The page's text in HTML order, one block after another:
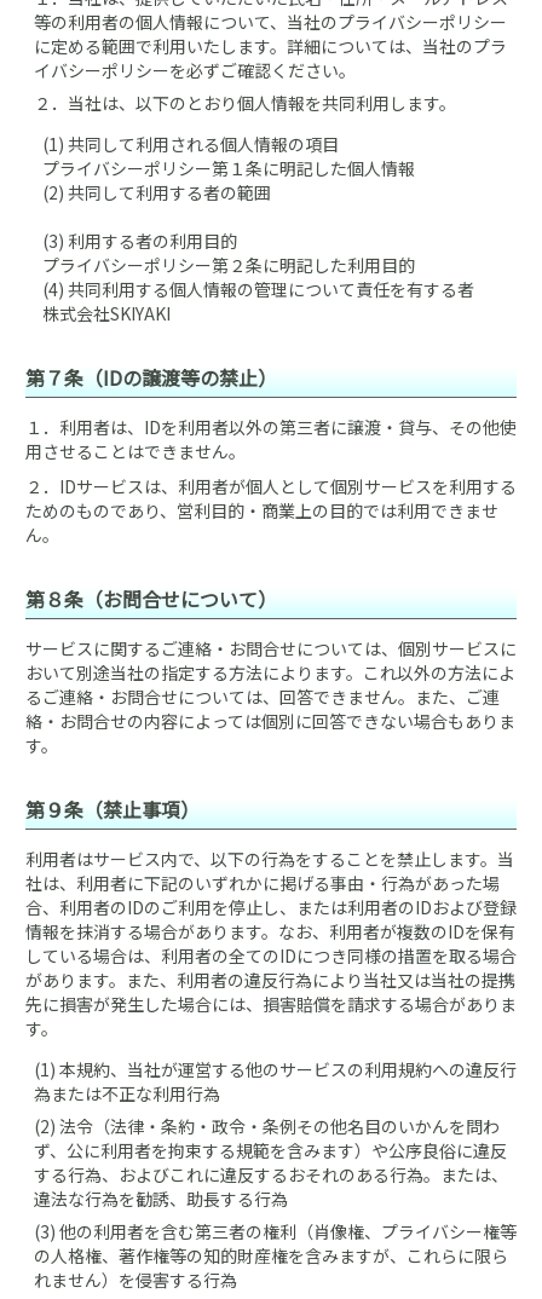
等の利用者の個人情報について、当社のプライバシーポリシー
に定める範囲で利用いたします。詳細については、当社のプラ
イバシーポリシーを必ずご確認ください。
２． 当社は、以下のとおり個人情報を共同利用します。
(1) 共同して利用される個人情報の項目
プライバシーポリシー第１条に明記した個人情報
(2) 共同して利用する者の範囲
(3) 利用する者の利用目的
プライバシーポリシー第２条に明記した利用目的
(4) 共同利用する個人情報の管理について責任を有する者
株式会社SKIYAKI
第７条（IDの譲渡等の禁止）
１． 利用者は、IDを利用者以外の第三者に譲渡・貸与、その他使
用させることはできません。
２． IDサービスは、利用者が個人として個別サービスを利用する
ためのものであり、営利目的・商業上の目的では利用できませ
ん。
第８条（お問合せについて）
サービスに関するご連絡・お問合せについては、個別サービスに
おいて別途当社の指定する方法によります。これ以外の方法によ
るご連絡・お問合せについては、回答できません。また、ご連
絡・お問合せの内容によっては個別に回答できない場合もありま
す。
第９条（禁止事項）
利用者はサービス内で、以下の行為をすることを禁止します。当
社は、利用者に下記のいずれかに掲げる事由・行為があった場
合、利用者のIDのご利用を停止し、または利用者のIDおよび登録
情報を抹消する場合があります。なお、利用者が複数のIDを保有
している場合は、利用者の全てのIDにつき同様の措置を取る場合
があります。また、利用者の違反行為により当社又は当社の提携
先に損害が発生した場合には、損害賠償を請求する場合がありま
す。
(1) 本規約、当社が運営する他のサービスの利用規約への違反行
為または不正な利用行為
(2) 法令（法律・条約・政令・条例その他名目のいかんを問わ
ず、公に利用者を拘束する規範を含みます）や公序良俗に違反
する行為、およびこれに違反するおそれのある行為。または、
違法な行為を勧誘、助長する行為
(3) 他の利用者を含む第三者の権利（肖像権、プライバシー権等
の人格権、著作権等の知的財産権を含みますが、これらに限ら
れません）を侵害する行為